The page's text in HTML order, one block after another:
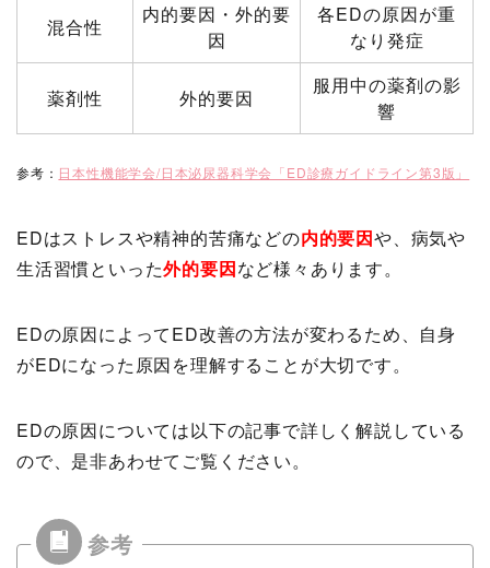
混合性
内的要因・外的要
因
各EDの原因が重
なり発症
薬剤性 外的要因
服用中の薬剤の影
響
参考： 日本性機能学会/日本泌尿器科学会「ED診療ガイドライン第3版」
EDはストレスや精神的苦痛などの内的要因や、病気や
生活習慣といった外的要因など様々あります。
EDの原因によってED改善の方法が変わるため、自身
がEDになった原因を理解することが大切です。
EDの原因については以下の記事で詳しく解説している
ので、是非あわせてご覧ください。